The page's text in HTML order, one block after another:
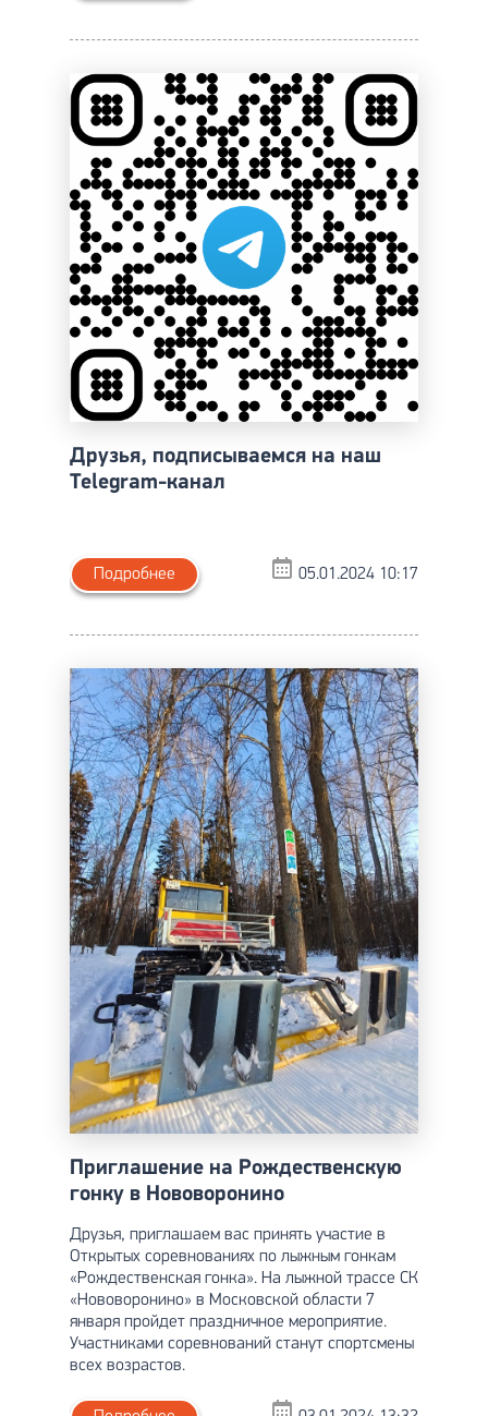
Друзья, подписываемся на наш
Telegram-канал
Подробнее 05.01.2024 10:17
Приглашение на Рождественскую
гонку в Нововоронино
Друзья, приглашаем вас принять участие в
Открытых соревнованиях по лыжным гонкам
«Рождественская гонка». На лыжной трассе СК
«Нововоронино» в Московской области 7
января пройдет праздничное мероприятие.
Участниками соревнований станут спортсмены
всех возрастов.